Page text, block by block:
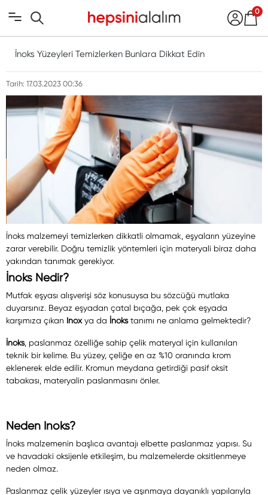
0
İnoks Yüzeyleri Temizlerken Bunlara Dikkat Edin
Tarih: 17.03.2023 00:36
İnoks malzemeyi temizlerken dikkatli olmamak, eşyaların yüzeyine
zarar verebilir. Doğru temizlik yöntemleri için materyali biraz daha
yakından tanımak gerekiyor.
İnoks Nedir?
Mutfak eşyası alışverişi söz konusuysa bu sözcüğü mutlaka
duyarsınız. Beyaz eşyadan çatal bıçağa, pek çok eşyada
karşımıza çıkan Inoxya da İnokstanımı ne anlama gelmektedir?
İnoks, paslanmaz özelliğe sahip çelik materyal için kullanılan
teknik bir kelime. Bu yüzey, çeliğe en az %10 oranında krom
eklenerek elde edilir. Kromun meydana getirdiği pasif oksit
tabakası, materyalin paslanmasını önler.
Neden Inoks?
İnoks malzemenin başlıca avantajı elbette paslanmaz yapısı. Su
ve havadaki oksijenle etkileşim, bu malzemelerde oksitlenmeye
neden olmaz.
Paslanmaz çelik yüzeyler ısıya ve aşınmaya dayanıklı yapılarıyla